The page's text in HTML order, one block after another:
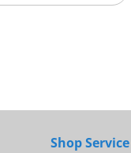
Shop Service